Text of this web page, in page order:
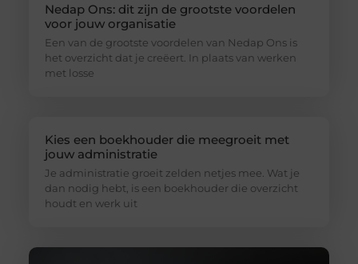
Nedap Ons: dit zijn de grootste voordelen
voor jouw organisatie
Een van de grootste voordelen van Nedap Ons is
het overzicht dat je creëert. In plaats van werken
met losse
Kies een boekhouder die meegroeit met
jouw administratie
Je administratie groeit zelden netjes mee. Wat je
dan nodig hebt, is een boekhouder die overzicht
houdt en werk uit